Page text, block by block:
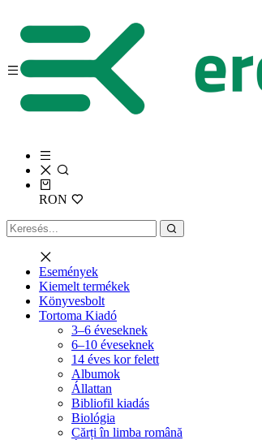
RON
Események
Kiemelt termékek
Könyvesbolt
Tortoma Kiadó
3–6 éveseknek
6–10 éveseknek
14 éves kor felett
Albumok
Állattan
Bibliofil kiadás
Biológia
Cărți în limba română